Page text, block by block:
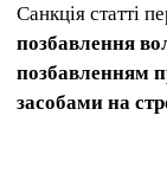
Санкція статті
позбавлення
позбавленням
засобами на